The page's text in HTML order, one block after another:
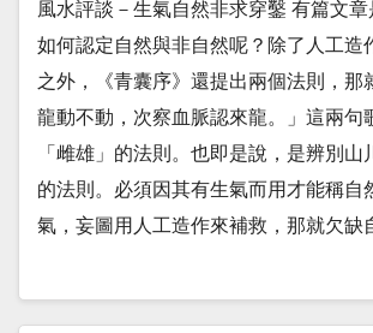
風水評談－生氣自然非求穿鑿 有篇文章
如何認定自然與非自然呢？除了人工造
之外，《青囊序》還提出兩個法則，那
龍動不動，次察血脈認來龍。」這兩句
「雌雄」的法則。也即是說，是辨別山
的法則。必須因其有生氣而用才能稱自
氣，妄圖用人工造作來補救，那就